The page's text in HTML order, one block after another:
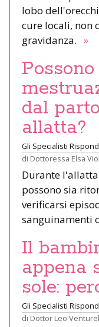
lobo
cure locali, non
gravidanza. »
dal
allatta?
Gli Specialisti
di Dottoressa Elsa
Durante
possono sia
verificarsi
sanguinamenti
Il
appena
sole:
Gli Specialisti
di Dottor Leo